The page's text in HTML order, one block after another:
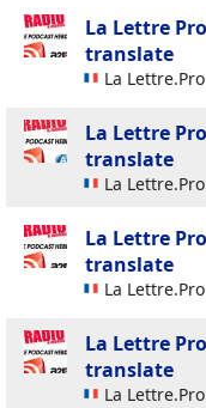
La Lettre
translate
La
La Lettre
translate
La
La Lettre
translate
La
La Lettre
translate
La